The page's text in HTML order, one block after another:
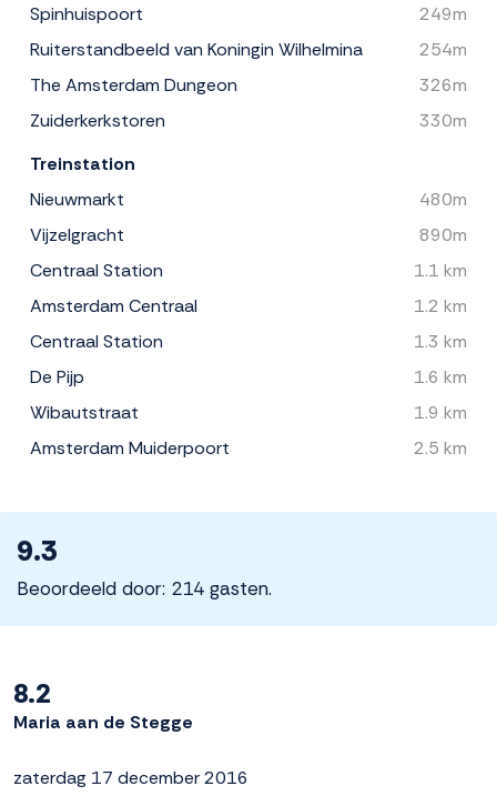
Spinhuispoort
249m
Ruiterstandbeeld van Koningin Wilhelmina
254m
The Amsterdam Dungeon
326m
Zuiderkerkstoren
330m
Treinstation
Nieuwmarkt
480m
Vijzelgracht
890m
Centraal Station
1.1 km
Amsterdam Centraal
1.2 km
Centraal Station
1.3 km
De Pijp
1.6 km
Wibautstraat
1.9 km
Amsterdam Muiderpoort
2.5 km
9.3
Beoordeeld door: 214 gasten.
8.2
Maria aan de Stegge
zaterdag 17 december 2016